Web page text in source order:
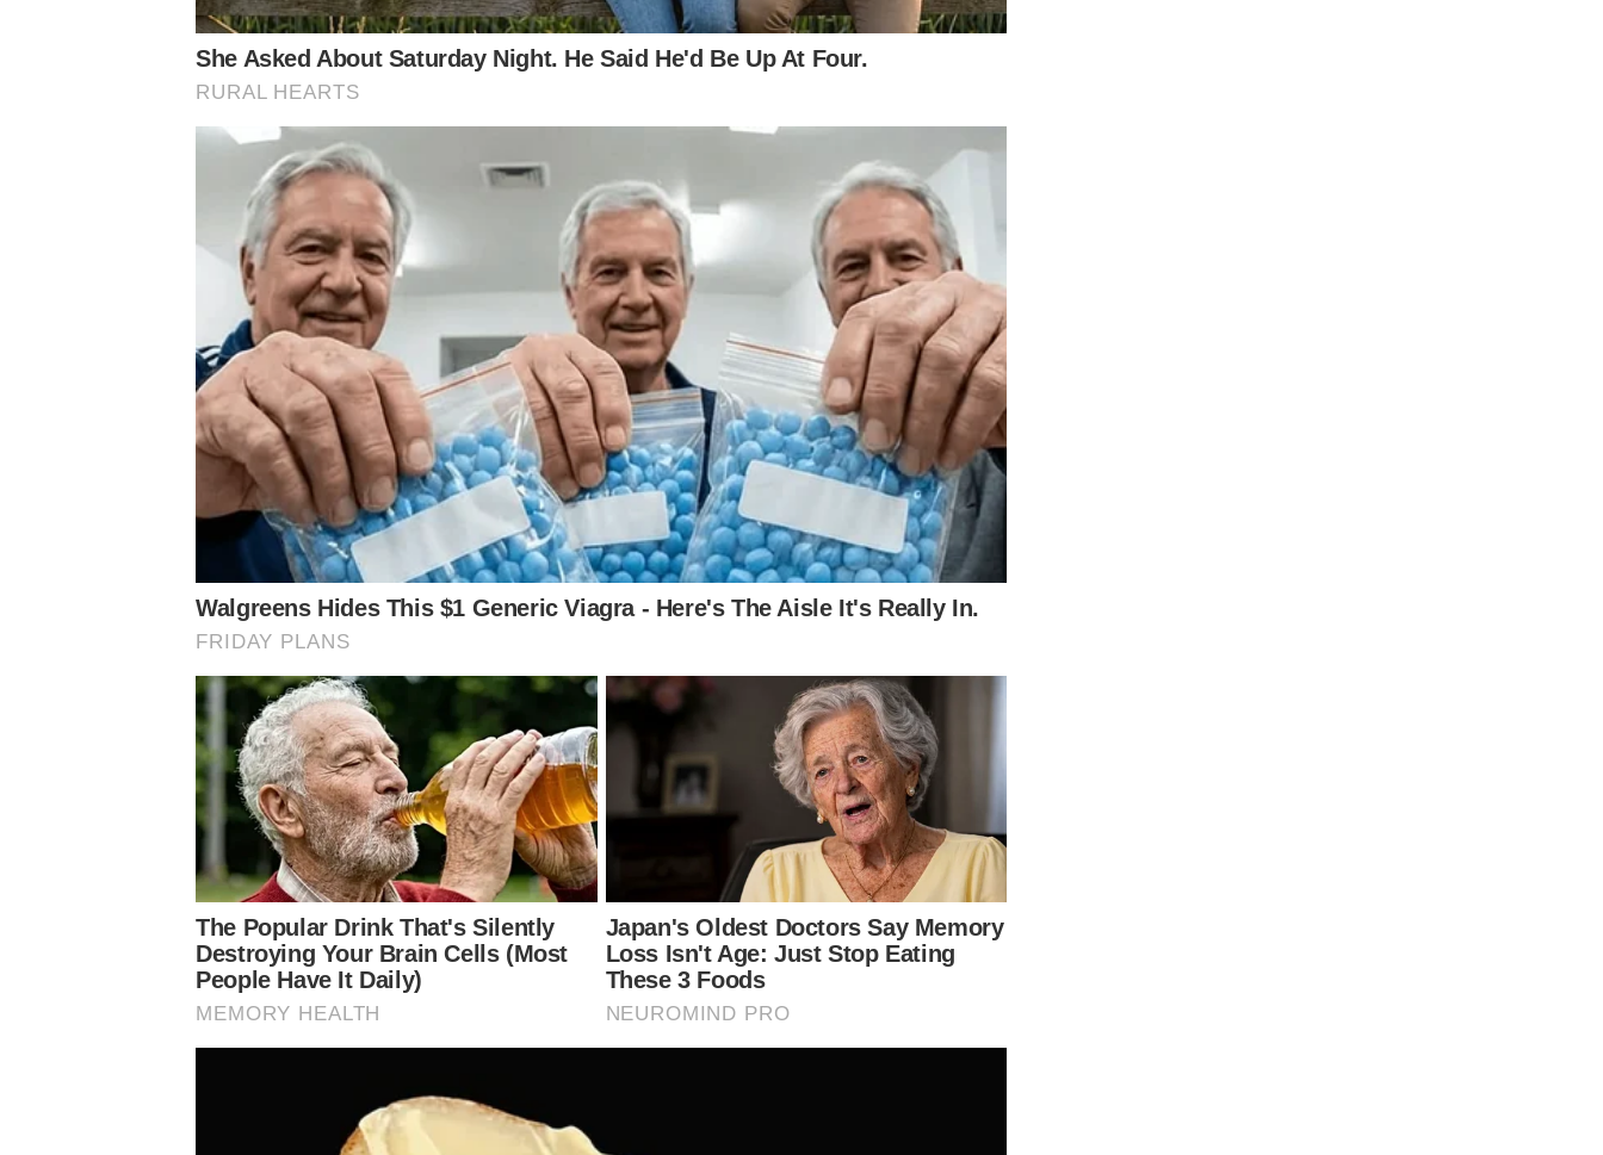
Nas últimas atividades de preparação para o duelo contra o Internacional em Barueri, teve o retorno de Gustavo
Gómez e Aníbal Moreno, que foram poupados para a viagem à Bahia contra o Vitória, Zé Rafael, desfalque por
uma lombalgia e uma virose, participou dos treinamentos sem restrições.
Notícias Relacionadas
A novidade fica com Dudu. Fora desde Agosto de 2023 e se recuperando de cirurgia no joelho direito, o camisa 7
entrou na penúltima etapa de reabilitação e participou como coringa do trabalho no campo com o restante do
Horário, transmissão, arbitragem, prováveis escalações: os dados de Palmeiras x Internacional
: 20h (de Brasília);
: Arena Barueri, em Barueri-SP;
Lucas Paulo Torezin – PR
Victor Hugo Imazu dos Santos e Rafael Trombeta, ambos do Paraná
Wagner Reway – VAR/FIFA-ES, Lilian da Silva Fernandes Bruno – RJ e Rodrigo Carvalhaes de Miranda – RJ
(pay-per-view) com narração de Everaldo Marques;
: Weverton; Mayke (Marcos Rocha), Gómez, Murilo e Piquerez; Aníbal Moreno, Zé Rafael (Richard
Ríos) e Raphael Veiga; Lázaro (Luan), Endrick e Flaco López.Técnico: Abel Ferreira.
: Dudu (lesão no ligamento cruzado anterior e lesão no menisco do joelho direito) e Bruno Rodrigues
(lesão no joelho direito);
: Ninguém;
Voltam de suspensão: Ninguém;